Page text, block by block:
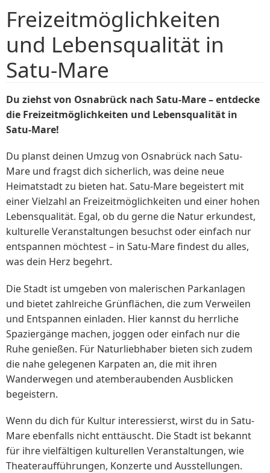
Freizeitmöglichkeiten
und Lebensqualität in
Satu-Mare
Du ziehst von Osnabrück nach Satu-Mare – entdecke
die Freizeitmöglichkeiten und Lebensqualität in
Satu-Mare!
Du planst deinen Umzug von Osnabrück nach Satu-
Mare und fragst dich sicherlich, was deine neue
Heimatstadt zu bieten hat. Satu-Mare begeistert mit
einer Vielzahl an Freizeitmöglichkeiten und einer hohen
Lebensqualität. Egal, ob du gerne die Natur erkundest,
kulturelle Veranstaltungen besuchst oder einfach nur
entspannen möchtest – in Satu-Mare findest du alles,
was dein Herz begehrt.
Die Stadt ist umgeben von malerischen Parkanlagen
und bietet zahlreiche Grünflächen, die zum Verweilen
und Entspannen einladen. Hier kannst du herrliche
Spaziergänge machen, joggen oder einfach nur die
Ruhe genießen. Für Naturliebhaber bieten sich zudem
die nahe gelegenen Karpaten an, die mit ihren
Wanderwegen und atemberaubenden Ausblicken
begeistern.
Wenn du dich für Kultur interessierst, wirst du in Satu-
Mare ebenfalls nicht enttäuscht. Die Stadt ist bekannt
für ihre vielfältigen kulturellen Veranstaltungen, wie
Theateraufführungen, Konzerte und Ausstellungen.